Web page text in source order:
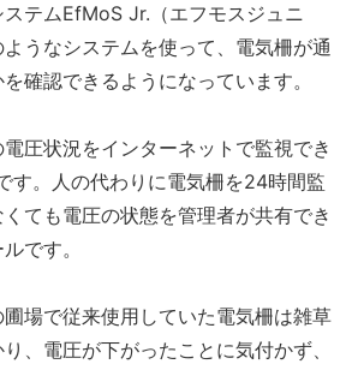
テムEfMoS Jr.（エフモスジュニ
うなシステムを使って、電気柵が通
確認できるようになっています。
圧状況をインターネットで監視でき
す。人の代わりに電気柵を24時間監
ても電圧の状態を管理者が共有でき
です。
場で従来使用していた電気柵は雑草
、電圧が下がったことに気付かず、